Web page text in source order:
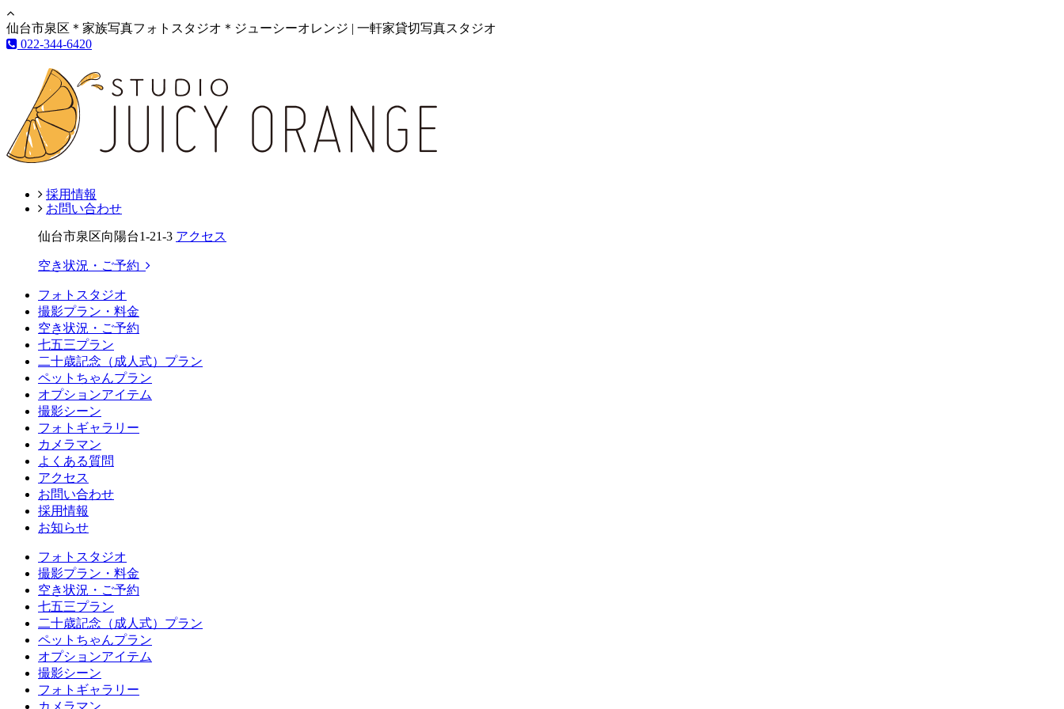
仙台市泉区＊家族写真フォトスタジオ＊ジューシーオレンジ | 一軒家貸切写真スタジオ
022-344-6420
採用情報
お問い合わせ
仙台市泉区向陽台1-21-3 アクセス
空き状況・ご予約
フォトスタジオ
撮影プラン・料金
空き状況・ご予約
七五三プラン
二十歳記念（成人式）プラン
ペットちゃんプラン
オプションアイテム
撮影シーン
フォトギャラリー
カメラマン
よくある質問
アクセス
お問い合わせ
採用情報
お知らせ
フォトスタジオ
撮影プラン・料金
空き状況・ご予約
七五三プラン
二十歳記念（成人式）プラン
ペットちゃんプラン
オプションアイテム
撮影シーン
フォトギャラリー
カメラマン